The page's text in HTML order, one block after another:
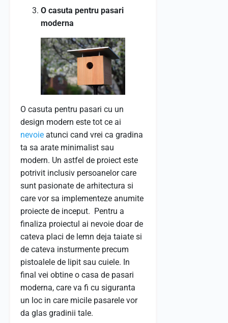
O casuta pentru pasari
moderna
O casuta pentru pasari cu un
design modern este tot ce ai
nevoie atunci cand vrei ca gradina
ta sa arate minimalist sau
modern. Un astfel de proiect este
potrivit inclusiv persoanelor care
sunt pasionate de arhitectura si
care vor sa implementeze anumite
proiecte de inceput. Pentru a
finaliza proiectul ai nevoie doar de
cateva placi de lemn deja taiate si
de cateva insturmente precum
pistoalele de lipit sau cuiele. In
final vei obtine o casa de pasari
moderna, care va fi cu siguranta
un loc in care micile pasarele vor
da glas gradinii tale.